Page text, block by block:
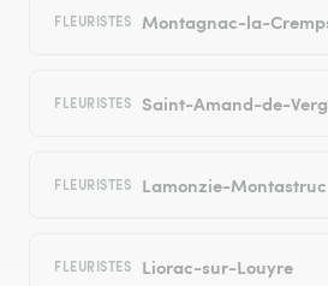
FLEURISTES Montagnac-la-
FLEURISTES Saint-Amand-de-
FLEURISTES Lamonzie-Montastruc
FLEURISTES Liorac-sur-Louyre